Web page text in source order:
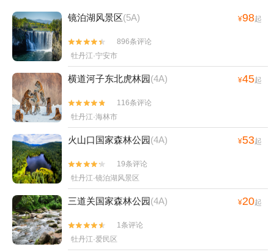
镜泊湖风景区(5A) ¥98起


896条评论
牡丹江·宁安市
横道河子东北虎林园(4A) ¥45起


116条评论
牡丹江·海林市
火山口国家森林公园(4A) ¥53起


19条评论
牡丹江·镜泊湖风景区
三道关国家森林公园(4A) ¥20起


1条评论
牡丹江·爱民区